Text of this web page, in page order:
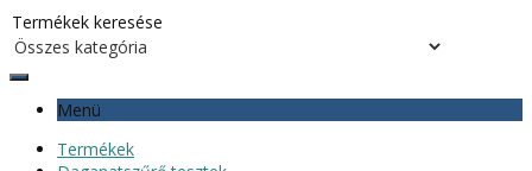
Menü
Termékek